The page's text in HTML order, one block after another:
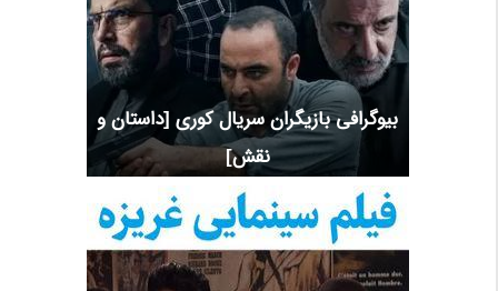
بیوگرافی بازیگران سریال کوری [داستان و
نقش]